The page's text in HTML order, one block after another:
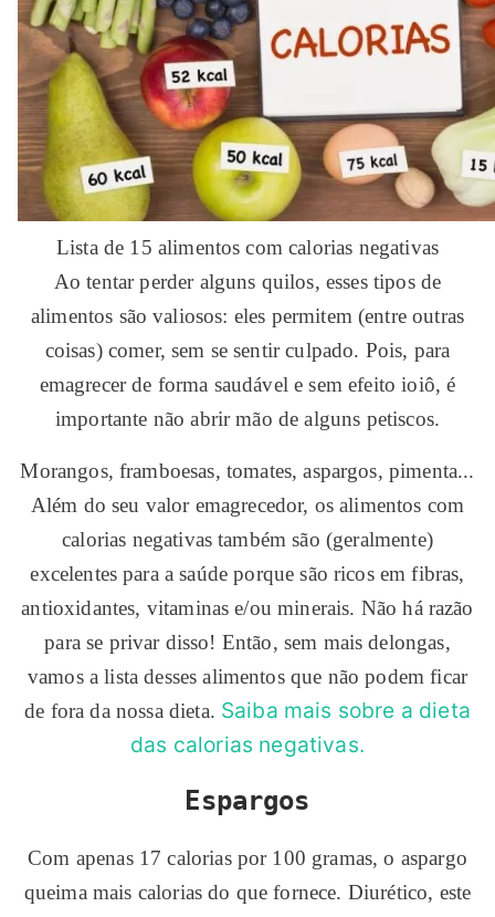
Lista de 15 alimentos com calorias negativas
Ao tentar perder alguns quilos, esses tipos de
alimentos são valiosos: eles permitem (entre outras
coisas) comer, sem se sentir culpado. Pois, para
emagrecer de forma saudável e sem efeito ioiô, é
importante não abrir mão de alguns petiscos.
Morangos, framboesas, tomates, aspargos, pimenta...
Além do seu valor emagrecedor, os alimentos com
calorias negativas também são (geralmente)
excelentes para a saúde porque são ricos em fibras,
antioxidantes, vitaminas e/ou minerais. Não há razão
para se privar disso! Então, sem mais delongas,
vamos a lista desses alimentos que não podem ficar
de fora da nossa dieta. Saiba mais sobre a dieta
das calorias negativas.
Espargos
Com apenas 17 calorias por 100 gramas, o aspargo
queima mais calorias do que fornece. Diurético, este